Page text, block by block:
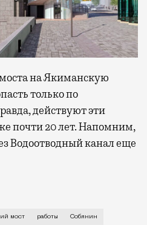
на Якиманскую
только по
действуют эти
почти 20 лет. Напомним,
Водоотводный канал еще
выполнен в
мост работы Собянин